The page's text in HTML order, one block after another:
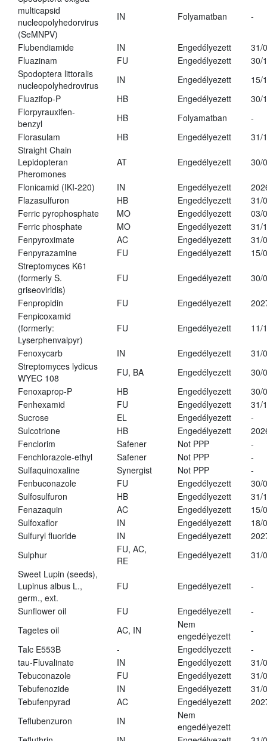
multicapsid
nucleopolyhedorvirus
(SeMNPV)
IN Folyamatban -
Flubendiamide IN Engedélyezett
31/
Fluazinam
FU Engedélyezett
30/
Spodoptera littoralis
nucleopolyhedrovirus
IN Engedélyezett
15/
Fluazifop-P
HB Engedélyezett
30/
Florpyrauxifen-
benzyl
HB Folyamatban
-
Florasulam
HB Engedélyezett
31/
Straight Chain
Lepidopteran
Pheromones
AT Engedélyezett 30/
Flonicamid (IKI-220) IN Engedélyezett
Flazasulfuron
HB Engedélyezett
31/
Ferric pyrophosphate
MO Engedélyezett
03/
Ferric phosphate
MO Engedélyezett
31/
Fenpyroximate
AC Engedélyezett
31/
Fenpyrazamine
FU Engedélyezett
15/
Streptomyces K61
(formerly S.
griseoviridis)
FU Engedélyezett 30/
Fenpropidin FU Engedélyezett
Fenpicoxamid
(formerly:
Lyserphenvalpyr)
FU Engedélyezett 11/
Fenoxycarb IN Engedélyezett
31/
Streptomyces lydicus
WYEC 108
FU, BA Engedélyezett
30/
Fenoxaprop-P
HB Engedélyezett
30/
Fenhexamid
FU Engedélyezett
31/
Sucrose
EL Engedélyezett
-
Sulcotrione
HB Engedélyezett
Fenclorim
Safener Not PPP
-
Fenchlorazole-ethyl
Safener Not PPP
-
Sulfaquinoxaline
Synergist Not PPP
-
Fenbuconazole
FU Engedélyezett
30/
Sulfosulfuron
HB Engedélyezett
31/
Fenazaquin
AC Engedélyezett
15/
Sulfoxaflor
IN Engedélyezett
18/
Sulfuryl fluoride
IN Engedélyezett
Sulphur
FU, AC,
RE
Engedélyezett
31/
Sweet Lupin (seeds),
Lupinus albus L.,
germ., ext.
FU Engedélyezett -
Sunflower oil FU Engedélyezett
-
Tagetes oil
AC, IN
Nem
engedélyezett
-
Talc E553B
- Engedélyezett
-
tau-Fluvalinate
IN Engedélyezett
31/
Tebuconazole
FU Engedélyezett
31/
Tebufenozide
IN Engedélyezett
31/
Tebufenpyrad
AC Engedélyezett
Teflubenzuron
IN
Nem
engedélyezett